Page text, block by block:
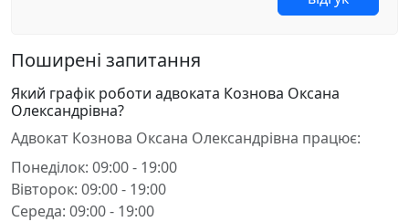
Поширені запитання
Який графік роботи адвоката Кознова Оксана
Олександрівна?
Адвокат Кознова Оксана Олександрівна працює:
Понеділок: 09:00 - 19:00
Вівторок: 09:00 - 19:00
Середа: 09:00 - 19:00